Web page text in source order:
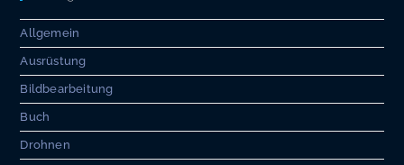
Allgemein
Ausrüstung
Bildbearbeitung
Buch
Drohnen